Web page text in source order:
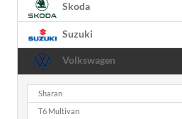
Skoda
Suzuki
Volkswagen
Sharan
T6 Multivan